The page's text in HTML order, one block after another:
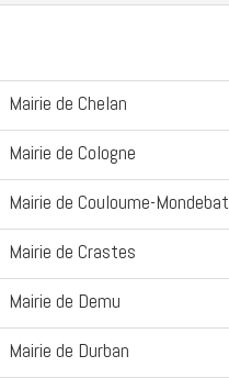
Mairie de Chelan
Mairie de Cologne
Mairie de Couloume-Mondebat
Mairie de Crastes
Mairie de Demu
Mairie de Durban